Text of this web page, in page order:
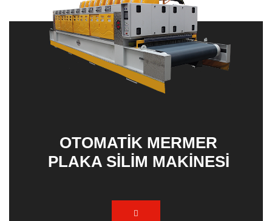
(Trimming)
OTOMATIK MERMER
PLAKA SILIM MAKINESI